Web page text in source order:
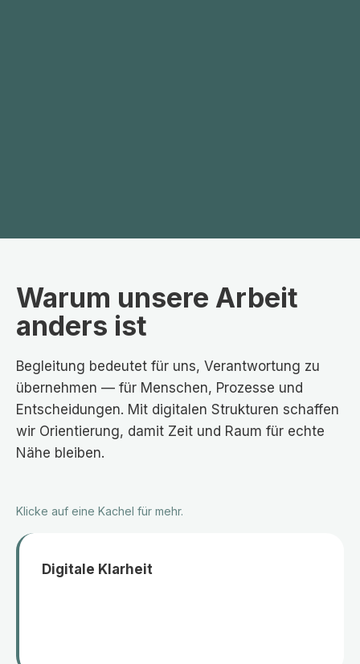
Warum unsere Arbeit
anders ist
Begleitung bedeutet für uns, Verantwortung zu
übernehmen — für Menschen, Prozesse und
Entscheidungen. Mit digitalen Strukturen schaffen
wir Orientierung, damit Zeit und Raum für echte
Nähe bleiben.
Klicke auf eine Kachel für mehr.
Digitale Klarheit